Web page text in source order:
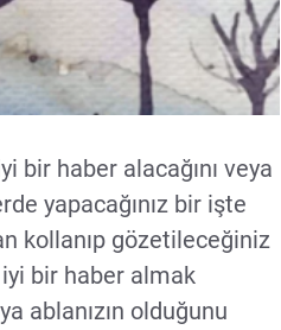
bir haber alacağını veya
yapacağınız bir işte
kollanıp gözetileceğiniz
iyi bir haber almak
ablanızın olduğunu